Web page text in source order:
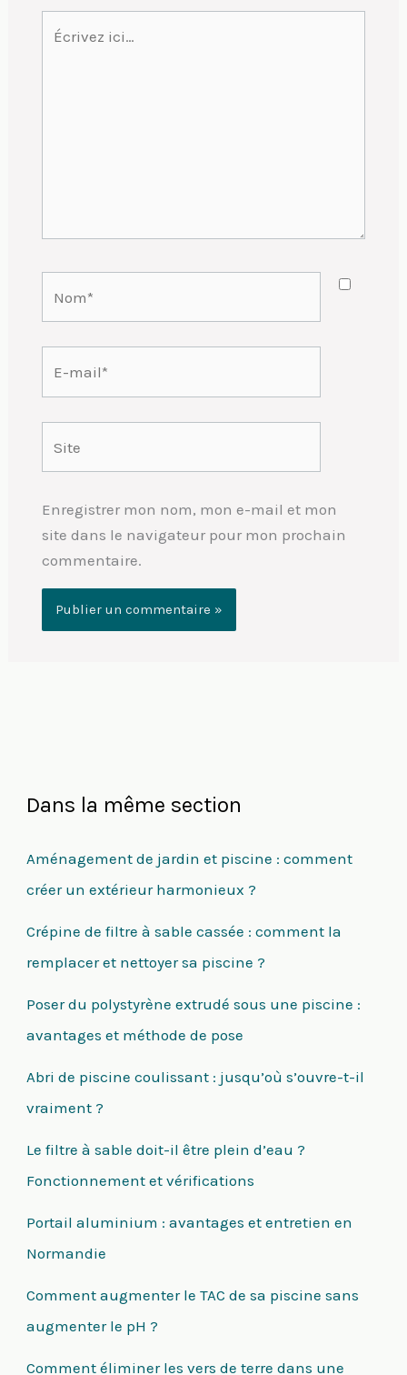
ici…
Enregistrer mon nom, mon e-mail et mon
site dans le navigateur pour mon prochain
commentaire.
Dans la même section
Aménagement de jardin et piscine : comment
créer un extérieur harmonieux ?
Crépine de filtre à sable cassée : comment la
remplacer et nettoyer sa piscine ?
Poser du polystyrène extrudé sous une piscine :
avantages et méthode de pose
Abri de piscine coulissant : jusqu’où s’ouvre-t-il
vraiment ?
Le filtre à sable doit-il être plein d’eau ?
Fonctionnement et vérifications
Portail aluminium : avantages et entretien en
Normandie
Comment augmenter le TAC de sa piscine sans
augmenter le pH ?
Comment éliminer les vers de terre dans une